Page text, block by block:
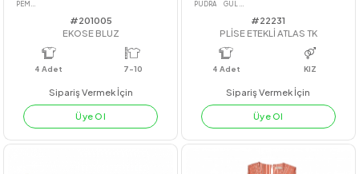
#201005
EKOSE BLUZ
4Adet 7-10
#22231
PLİSE ETEKLİ ATLAS TK
4Adet KIZ
Sipariş Vermek İçin